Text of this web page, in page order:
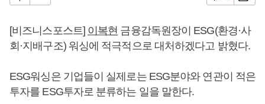
[비즈니스포스트] 이복현 금융감독원장이 ESG(환경·사
회·지배구조) 워싱에 적극적으로 대처하겠다고 밝혔다.
ESG워싱은 기업들이 실제로는 ESG분야와 연관이 적은
투자를 ESG투자로 분류하는 일을 말한다.